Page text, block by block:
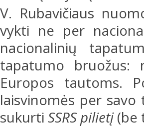
V. Rubavičiaus
vykti ne per
nacionalinių
tapatumo bruožus:
Europos tautoms.
laisvinomės per
sukurti SSRS pilietį(be